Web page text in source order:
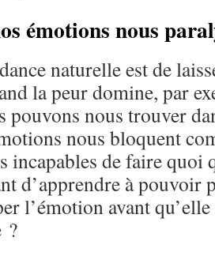
émotions nous
naturelle est de
la peur domine, par
pouvons nous trouver
nous bloquent
incapables de faire quoi
d’apprendre à pouvoir
l’émotion avant
?